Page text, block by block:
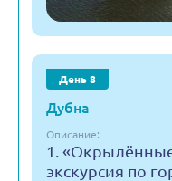
День 8
Дубна
Описание:
1.
экскурсия по